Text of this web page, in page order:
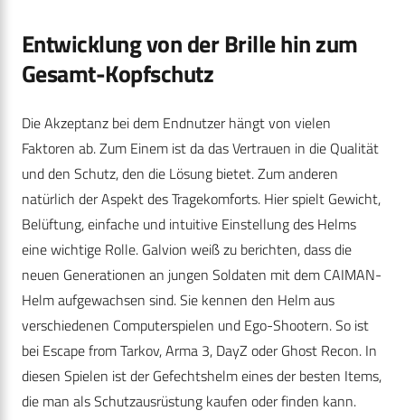
Entwicklung von der Brille hin zum
Gesamt-Kopfschutz
Die Akzeptanz bei dem Endnutzer hängt von vielen
Faktoren ab. Zum Einem ist da das Vertrauen in die Qualität
und den Schutz, den die Lösung bietet. Zum anderen
natürlich der Aspekt des Tragekomforts. Hier spielt Gewicht,
Belüftung, einfache und intuitive Einstellung des Helms
eine wichtige Rolle. Galvion weiß zu berichten, dass die
neuen Generationen an jungen Soldaten mit dem CAIMAN-
Helm aufgewachsen sind. Sie kennen den Helm aus
verschiedenen Computerspielen und Ego-Shootern. So ist
bei Escape from Tarkov, Arma 3, DayZ oder Ghost Recon. In
diesen Spielen ist der Gefechtshelm eines der besten Items,
die man als Schutzausrüstung kaufen oder finden kann.